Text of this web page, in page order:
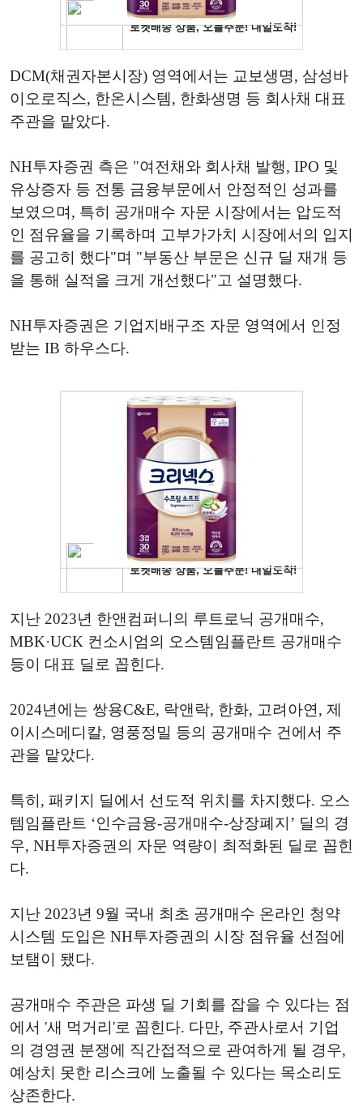
DCM(채권자본시장) 영역에서는 교보생명, 삼성바
이오로직스, 한온시스템, 한화생명 등 회사채 대표
주관을 맡았다.
NH투자증권 측은 "여전채와 회사채 발행, IPO 및
유상증자 등 전통 금융부문에서 안정적인 성과를
보였으며, 특히 공개매수 자문 시장에서는 압도적
인 점유율을 기록하며 고부가가치 시장에서의 입지
를 공고히 했다"며 "부동산 부문은 신규 딜 재개 등
을 통해 실적을 크게 개선했다"고 설명했다.
NH투자증권은 기업지배구조 자문 영역에서 인정
받는 IB 하우스다.
지난 2023년 한앤컴퍼니의 루트로닉 공개매수,
MBK·UCK 컨소시엄의 오스템임플란트 공개매수
등이 대표 딜로 꼽힌다.
2024년에는 쌍용C&E, 락앤락, 한화, 고려아연, 제
이시스메디칼, 영풍정밀 등의 공개매수 건에서 주
관을 맡았다.
특히, 패키지 딜에서 선도적 위치를 차지했다. 오스
템임플란트 ‘인수금융-공개매수-상장폐지’ 딜의 경
우, NH투자증권의 자문 역량이 최적화된 딜로 꼽힌
다.
지난 2023년 9월 국내 최초 공개매수 온라인 청약
시스템 도입은 NH투자증권의 시장 점유율 선점에
보탬이 됐다.
공개매수 주관은 파생 딜 기회를 잡을 수 있다는 점
에서 '새 먹거리'로 꼽힌다. 다만, 주관사로서 기업
의 경영권 분쟁에 직간접적으로 관여하게 될 경우,
예상치 못한 리스크에 노출될 수 있다는 목소리도
상존한다.